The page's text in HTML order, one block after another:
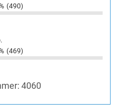
(490)
(469)
4060